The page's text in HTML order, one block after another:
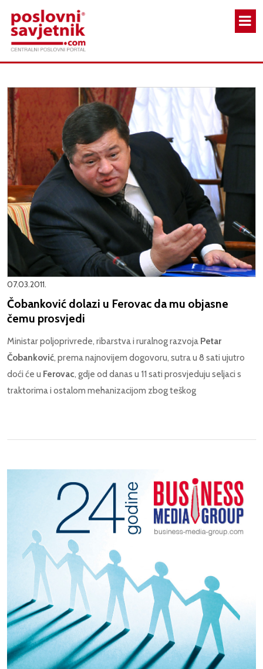
07.03.2011.
Čobanković dolazi u Ferovac da mu objasne
čemu prosvjedi
Ministar poljoprivrede, ribarstva i ruralnog razvoja Petar
Čobanković, prema najnovijem dogovoru, sutra u 8 sati ujutro
doći će u Ferovac, gdje od danas u 11 sati prosvjeduju seljaci s
traktorima i ostalom mehanizacijom zbog teškog